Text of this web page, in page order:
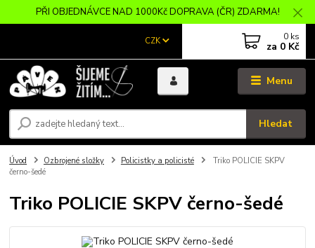
PŘI OBJEDNÁVCE NAD 1000Kč DOPRAVA (ČR) ZDARMA!
Menu
CZK
Hledat
0 ks
za 0 Kč
Úvod Ozbrojené složky Policistky a policisté
Triko POLICIE SKPV
černo-šedé
Triko POLICIE SKPV černo-šedé